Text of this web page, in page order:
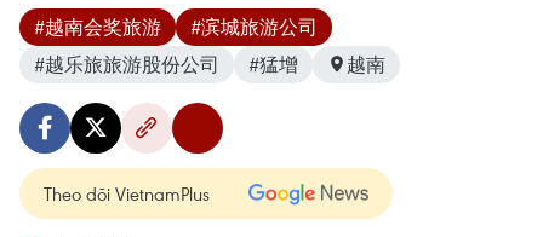
#越南会奖旅游
#滨城旅游公司
#越乐旅旅游股份公司
#猛增 越南
Theo dõi VietnamPlus